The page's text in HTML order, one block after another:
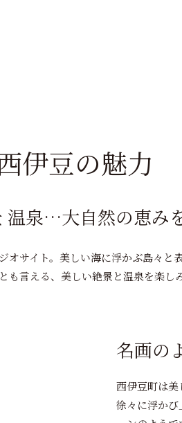
伊豆の魅力
温泉…大自然の恵み
オサイト。美しい海に浮かぶ島々と
も言える、美しい絶景と温泉を楽し
名画の
西伊豆町は
徐々に浮か